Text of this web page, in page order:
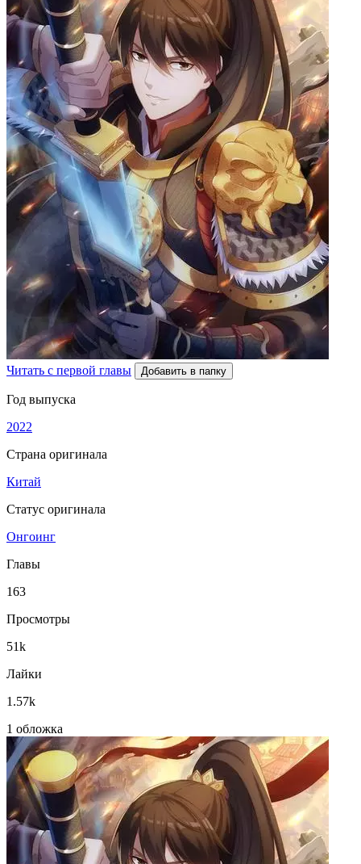
Читать с первой главы Добавить в папку
Год выпуска
2022
Страна оригинала
Китай
Статус оригинала
Онгоинг
Главы
163
Просмотры
51k
Лайки
1.57k
1 обложка